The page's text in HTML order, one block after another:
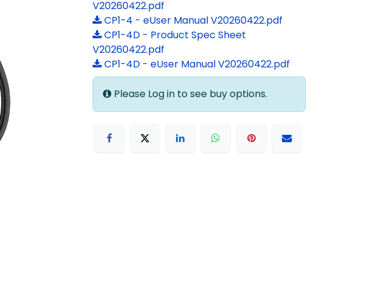
V20260422.pdf
CP1-4 - eUser Manual V20260422.pdf
CP1-4D - Product Spec Sheet
V20260422.pdf
CP1-4D - eUser Manual V20260422.pdf
Please Log in to see buy options.